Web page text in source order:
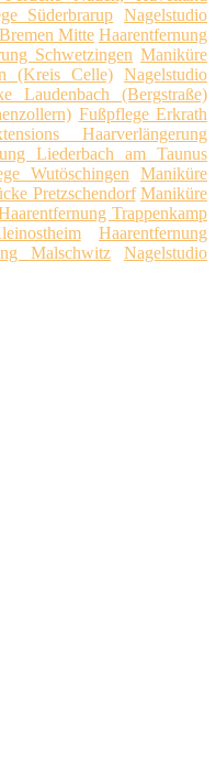
Süderbrarup Nagelstudio
Mitte Haarentfernung
Schwetzingen Maniküre
(Kreis Celle) Nagelstudio
Laudenbach (Bergstraße)
Fußpflege Erkrath
Haarverlängerung
Liederbach am Taunus
Wutöschingen
Maniküre
Pretzschendorf Maniküre
Trappenkamp
Haarentfernung
Malschwitz
Nagelstudio